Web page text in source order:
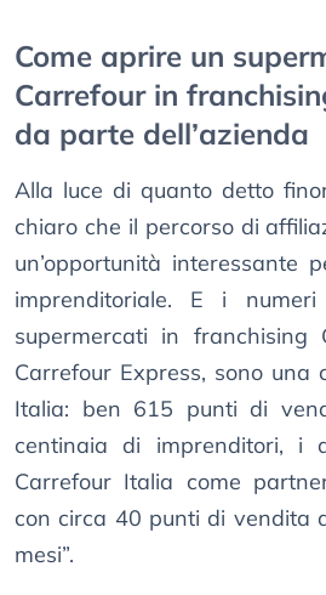
Come aprire un
Carrefour in
da parte dell’azienda
Alla luce di quanto detto
chiaro che il percorso di
un’opportunità interessante
imprenditoriale. E i
supermercati in franchising
Carrefour Express, sono una
Italia: ben 615 punti di
centinaia di imprenditori, i
Carrefour Italia come
con circa 40 punti di vendita
mesi”.